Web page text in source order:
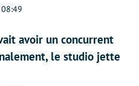
avoir un concurrent
le studio jette